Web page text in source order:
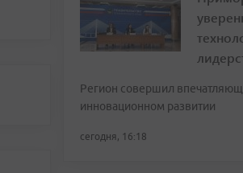
Регион совершил
инновационном развитии
сегодня, 16:18